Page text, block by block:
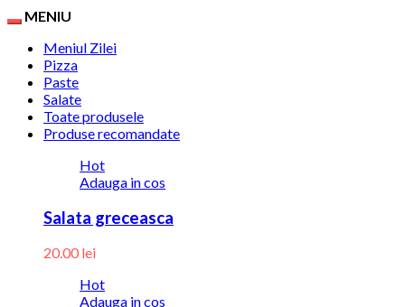
MENIU
Meniul Zilei
Pizza
Paste
Salate
Toate produsele
Produse recomandate
Hot
Adauga in cos
Salata greceasca
20.00 lei
Hot
Adauga in cos